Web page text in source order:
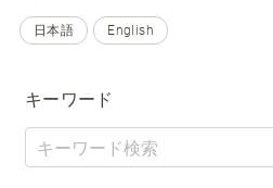
日本語 English
キーワード